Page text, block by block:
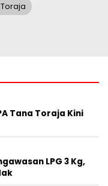
Tana Toraja Kini
LPG 3 Kg,